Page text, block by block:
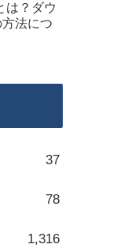
は？ダウ
法につ
37
78
1,316